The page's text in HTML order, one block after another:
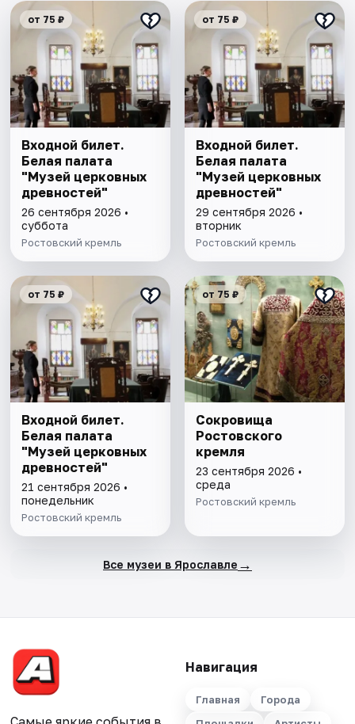
от 75 ₽
Входной билет.
Белая палата
"Музей церковных
древностей"
26 сентября 2026 •
суббота
Ростовский кремль
от 75 ₽
Входной билет.
Белая палата
"Музей церковных
древностей"
29 сентября 2026 •
вторник
Ростовский кремль
от 75 ₽
Входной билет.
Белая палата
"Музей церковных
древностей"
21 сентября 2026 •
понедельник
Ростовский кремль
от 75 ₽
Сокровища
Ростовского
кремля
23 сентября 2026 •
среда
Ростовский кремль
Все музеи в Ярославле →
Навигация
Главная
Города